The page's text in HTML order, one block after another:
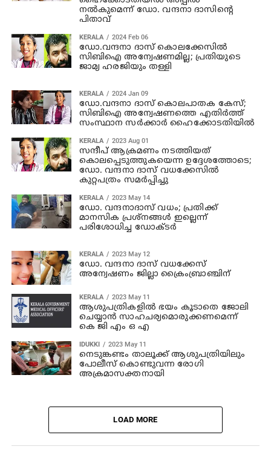
നല്‍കുമെന്ന് ഡോ. വന്ദനാ ദാസിന്റെ
പിതാവ്
KERALA 2024 Feb 06
ഡോ.വന്ദനാ ദാസ് കൊലക്കേസില്‍
സിബിഐ അന്വേഷണമില്ല; പ്രതിയുടെ
ജാമ്യ ഹരജിയും തള്ളി
KERALA 2024 Jan 09
ഡോ.വന്ദനാ ദാസ് കൊലപാതക കേസ്;
സിബിഐ അന്വേഷണത്തെ എതിര്‍ത്ത്
സംസ്ഥാന സര്‍ക്കാര്‍ ഹൈക്കോടതിയില്‍
KERALA 2023 Aug 01
സന്ദീപ് ആക്രമണം നടത്തിയത്
കൊലപ്പെടുത്തുകയെന്ന ഉദ്ദേശത്തോടെ;
ഡോ. വന്ദനാ ദാസ് വധക്കേസില്‍
കുറ്റപത്രം സമര്‍പ്പിച്ചു
KERALA 2023 May 14
ഡോ. വന്ദനാദാസ് വധം; പ്രതിക്ക്
മാനസിക പ്രശ്‌നങ്ങള്‍ ഇല്ലെന്ന്
പരിശോധിച്ച ഡോക്ടര്‍
KERALA 2023 May 12
ഡോ. വന്ദനാ ദാസ് വധക്കേസ്
അന്വേഷണം ജില്ലാ ക്രൈംബ്രാഞ്ചിന്
KERALA 2023 May 11
ആശുപത്രികളില്‍ ഭയം കൂടാതെ ജോലി
ചെയ്യാന്‍ സാഹചര്യമൊരുക്കണമെന്ന്
കെ ജി എം ഒ എ
IDUKKI 2023 May 11
നെടുങ്കണ്ടം താലൂക്ക് ആശുപത്രിയിലും
പോലീസ് കൊണ്ടുവന്ന രോഗി
അക്രമാസക്തനായി
LOAD MORE